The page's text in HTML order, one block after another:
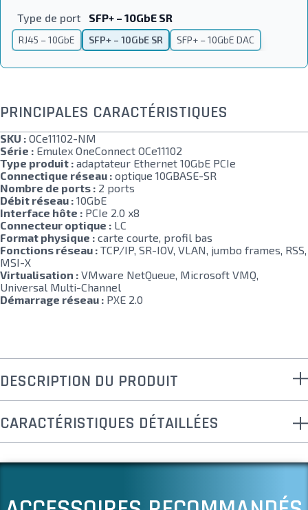
Type de port SFP+ – 10GbE SR
RJ45 – 10GbE SFP+ – 10GbE SR SFP+ – 10GbE DAC
PRINCIPALES CARACTÉRISTIQUES
SKU : OCe11102-NM
Série : Emulex OneConnect OCe11102
Type produit : adaptateur Ethernet 10GbE PCIe
Connectique réseau : optique 10GBASE-SR
Nombre de ports : 2 ports
Débit réseau : 10GbE
Interface hôte : PCIe 2.0 x8
Connecteur optique : LC
Format physique : carte courte, profil bas
Fonctions réseau : TCP/IP, SR-IOV, VLAN, jumbo frames, RSS,
MSI-X
Virtualisation : VMware NetQueue, Microsoft VMQ,
Universal Multi-Channel
Démarrage réseau : PXE 2.0
DESCRIPTION DU PRODUIT
CARACTÉRISTIQUES DÉTAILLÉES